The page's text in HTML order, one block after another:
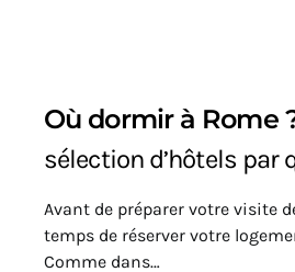
Où dormir à Rome
sélection d’hôtels par
Avant de préparer votre visite
temps de réserver votre
Comme dans…